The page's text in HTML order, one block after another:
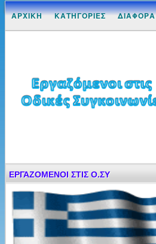
ΑΡΧΙΚΗ ΚΑΤΗΓΟΡΙΕΣ ΔΙΑΦΟΡΑ
ΕΡΓΑΖΟΜΕΝΟΙ ΣΤΙΣ Ο.ΣΥ